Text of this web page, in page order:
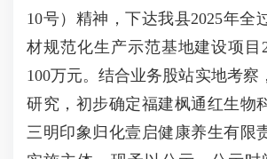
10号）精神，下达我县2025年全
材规范化生产示范基地建设项目
100万元。结合业务股站实地考察
研究，初步确定福建枫通红生物
三明印象归化壹启健康养生有限